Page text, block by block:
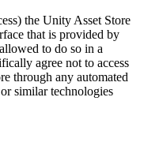
the Unity Asset Store
that is provided by
to do so in a
agree not to access
through any automated
similar technologies